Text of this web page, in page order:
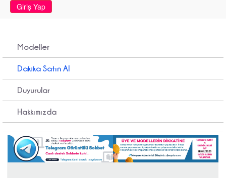
Giriş Yap
Modeller
Dakika Satın Al
Duyurular
Hakkımızda